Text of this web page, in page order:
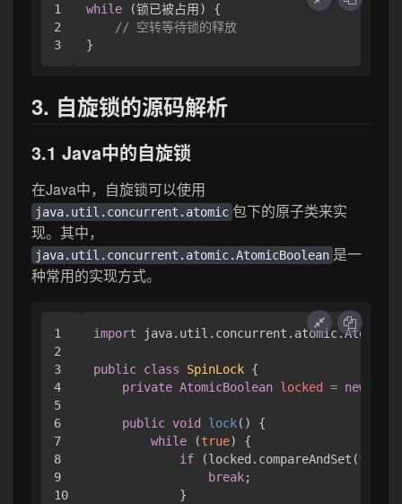
1
2
while (锁已被占用) {
// 空转等待锁的释放
3. 自旋锁的源码解析
3.1 Java中的自旋锁
在Java中，自旋锁可以使用
java.util.concurrent.atomic 包下的原子类来实
现。其中，
java.util.concurrent.atomic.AtomicBoolean 是一
种常用的实现方式。
1
2
3
4
5
6
7
8
9
10
import
public class SpinLock {
private AtomicBoolean locked = new
public void lock()
{
while (true) {
if (locked.compareAndSet(false
break;
            }